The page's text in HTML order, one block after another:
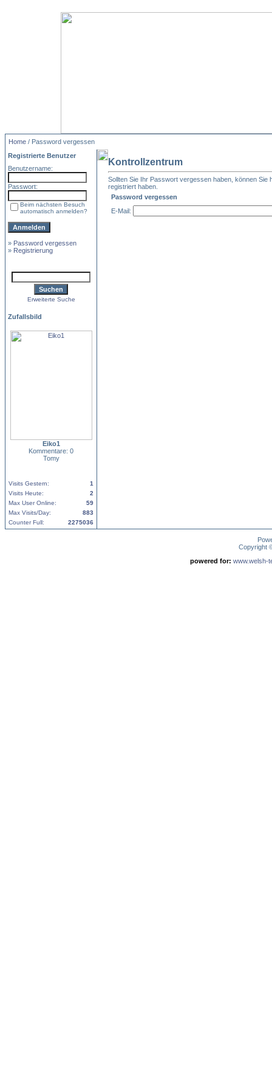
Home / Password vergessen
Registrierte Benutzer
Benutzername:
Passwort:
Beim nächsten Besuch
automatisch anmelden?
» Password vergessen
» Registrierung
Erweiterte Suche
Zufallsbild
Eiko1
Kommentare: 0
Tomy
Visits Gestern:
1
Visits Heute:
2
Max User Online:
59
Max Visits/Day:
883
Counter Full:
2275036
Kontrollzentrum
Sollten Sie Ihr Passwort vergessen haben, können
registriert haben.
Password vergessen
E-Mail:
Copyright
powered for: www.welsh-